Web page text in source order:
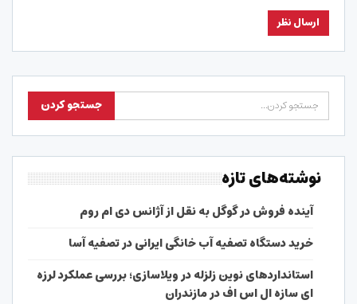
نوشته‌های تازه
آینده فروش در گوگل به نقل از آژانس دی ام روم
خرید دستگاه تصفیه آب خانگی ایرانی در تصفیه آسا
استانداردهای نوین زلزله در ویلاسازی؛ بررسی عملکرد لرزه
ای سازه ال اس اف در مازندران